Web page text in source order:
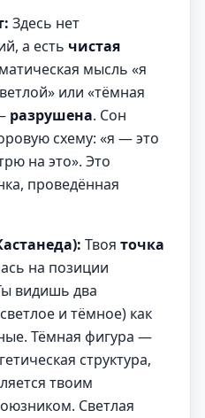
Здесь нет
а есть чистая
мысль «я
или «тёмная
разрушена. Сон
схему: «я — это
на это». Это
проведённая
Твоя точка
на позиции
видишь два
и тёмное) как
Тёмная фигура —
структура,
твоим
Светлая